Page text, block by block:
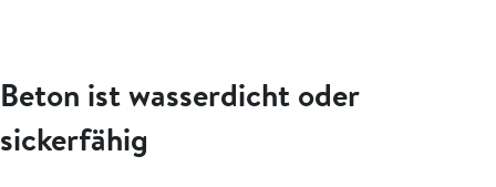
Beton ist wasserdicht oder
sickerfähig